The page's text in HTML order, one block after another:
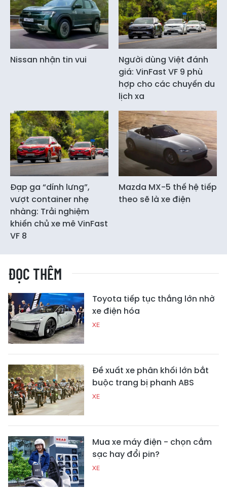
Nissan nhận tin vui
Người dùng Việt đánh
giá: VinFast VF 9 phù
hợp cho các chuyến du
lịch xa
Đạp ga “dính lưng”,
vượt container nhẹ
nhàng: Trải nghiệm
khiến chủ xe mê VinFast
VF 8
Mazda MX-5 thế hệ tiếp
theo sẽ là xe điện
ĐỌC THÊM
Toyota tiếp tục thắng lớn nhờ
xe điện hóa
XE
Đề xuất xe phân khối lớn bắt
buộc trang bị phanh ABS
XE
Mua xe máy điện - chọn cắm
sạc hay đổi pin?
XE